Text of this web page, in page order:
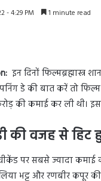
- 4:29 PM 1 minute read
इन दिनों
डे की बात करें तो
की कमाई कर ली थी।
वजह से हिट हुई
पर सबसे ज्यादा
भट्ट और रणबीर कपूर की